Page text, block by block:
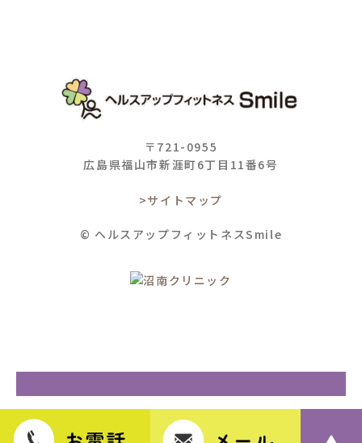
〒721-0955
広島県福山市新涯町6丁目11番6号
>サイトマップ
© ヘルスアップフィットネスSmile